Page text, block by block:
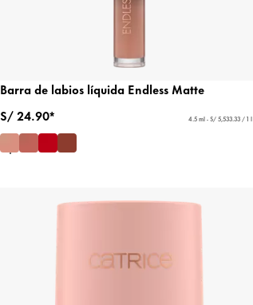
Barra de labios líquida Endless Matte
S/ 24.90*
4.5 ml - S/ 5,533.33 / 1 l